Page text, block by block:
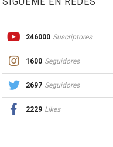
246000 Suscriptores
1600 Seguidores
2697 Seguidores
2229 Likes